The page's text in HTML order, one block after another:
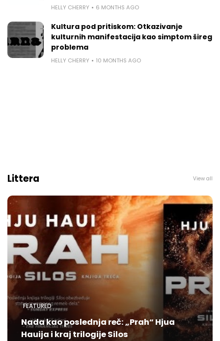
HELLY CHERRY 6 MONTHS AGO
Kultura pod pritiskom: Otkazivanje
kulturnih manifestacija kao simptom šireg
problema
HELLY CHERRY 10 MONTHS AGO
Littera View all
FEATURED
Nada kao poslednja reč: „Prah“ Hjua
Hauija i kraj trilogije Silos